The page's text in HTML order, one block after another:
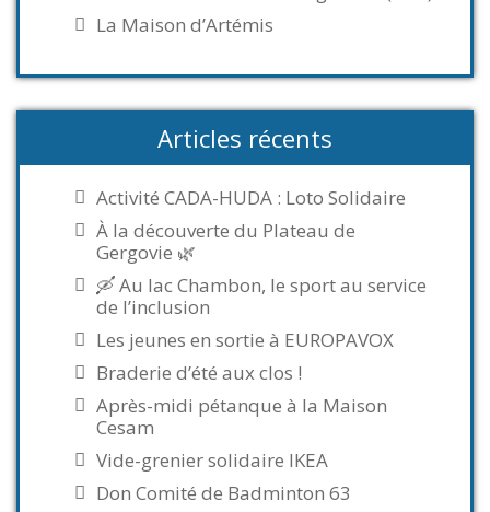
La Maison d’Artémis
Articles récents
Activité CADA-HUDA : Loto Solidaire
À la découverte du Plateau de
Gergovie 🌿
🛶 Au lac Chambon, le sport au service
de l’inclusion
Les jeunes en sortie à EUROPAVOX
Braderie d’été aux clos !
Après-midi pétanque à la Maison
Cesam
Vide-grenier solidaire IKEA
Don Comité de Badminton 63